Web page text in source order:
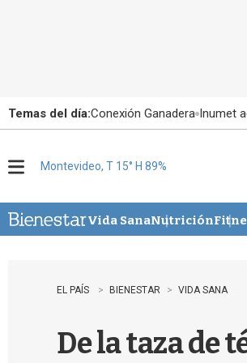
Temas del día:Conexión Ganadera Inumet
u
Montevideo, T 15° H 89%
Vida SanaNutrición
EL PAÍS BIENESTAR VIDA SANA
De la taza de